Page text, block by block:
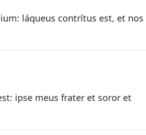
láqueus contrítus est, et nos
ipse meus frater et soror et